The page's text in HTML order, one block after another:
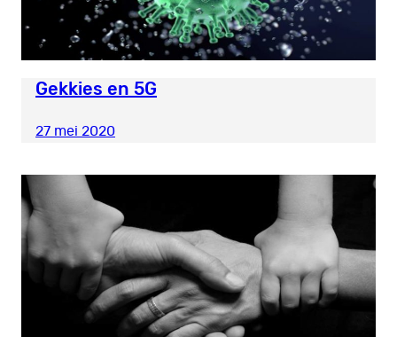
Gekkies en 5G
27 mei 2020